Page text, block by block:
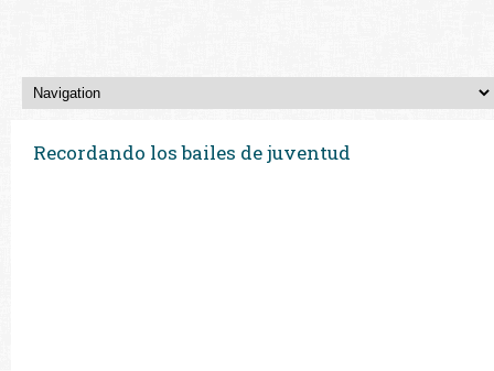
Recordando los bailes de juventud